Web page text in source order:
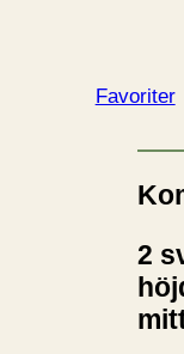
Favoriter
2